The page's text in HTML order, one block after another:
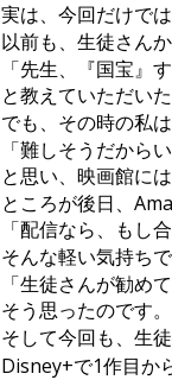
実は、今回だけでは
以前も、生徒さん
「先生、『国宝』
と教えていただい
でも、その時の私は
「難しそうだから
と思い、映画館に
ところが後日、
「配信なら、もし
そんな軽い気持ち
「生徒さんが勧め
そう思ったのです。
そして今回も、生
Disney+で1作目か